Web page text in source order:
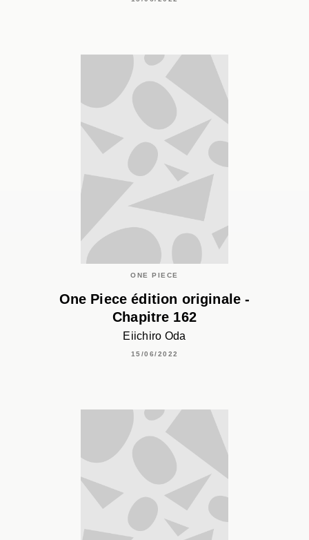
ONE PIECE
One Piece édition originale -
Chapitre 162
Eiichiro Oda
15/06/2022